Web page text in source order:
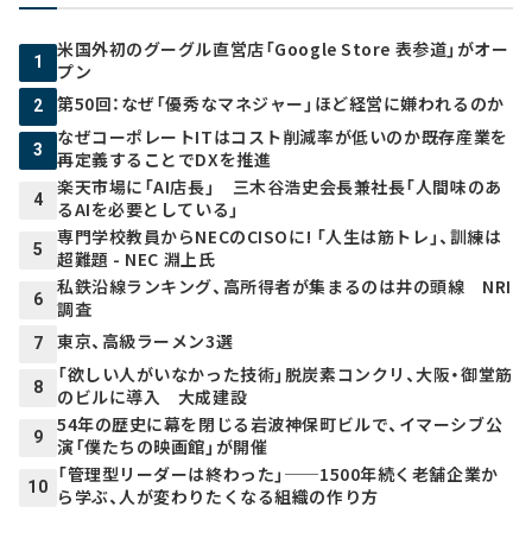
1
米国外初のグーグル直営店「Google Store 表参道」がオー
プン
2 第50回：なぜ「優秀なマネジャー」ほど経営に嫌われるのか
3
なぜコーポレートITはコスト削減率が低いのか――既存産業を
再定義することでDXを推進
4
楽天市場に「AI店長」 三木谷浩史会長兼社長「人間味のあ
るAIを必要としている」
5
専門学校教員からNECのCISOに! 「人生は筋トレ」、訓練は
超難題 - NEC 淵上氏
6
私鉄沿線ランキング、高所得者が集まるのは井の頭線 NRI
調査
7 東京、高級ラーメン3選
8
「欲しい人がいなかった技術」脱炭素コンクリ、大阪・御堂筋
のビルに導入 大成建設
9
54年の歴史に幕を閉じる岩波神保町ビルで、イマーシブ公
演「僕たちの映画館」が開催
10
「管理型リーダーは終わった」──1500年続く老舗企業か
ら学ぶ、人が変わりたくなる組織の作り方